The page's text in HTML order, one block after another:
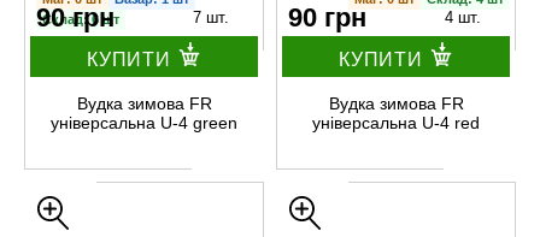
Склад: 6 шт
90 грн 7 шт.
КУПИТИ
Вудка зимова FR
універсальна U-4 green
90 грн 4 шт.
КУПИТИ
Вудка зимова FR
універсальна U-4 red